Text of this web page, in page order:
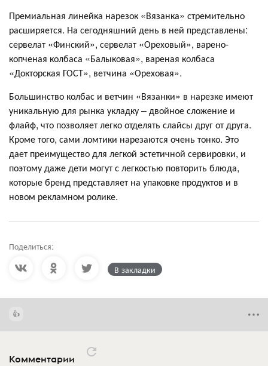
Премиальная линейка нарезок «Вязанка» стремительно
расширяется. На сегодняшний день в ней представлены:
сервелат «Финский», сервелат «Ореховый», варено-
копченая колбаса «Балыковая», вареная колбаса
«Докторская ГОСТ», ветчина «Ореховая».
Большинство колбас и ветчин «Вязанки» в нарезке имеют
уникальную для рынка укладку – двойное сложение и
флайф, что позволяет легко отделять слайсы друг от друга.
Кроме того, сами ломтики нарезаются очень тонко. Это
дает преимущество для легкой эстетичной сервировки, и
поэтому даже дети могут с легкостью повторить блюда,
которые бренд представляет на упаковке продуктов и в
новом рекламном ролике.
Поделиться:
В закладки
Комментарии